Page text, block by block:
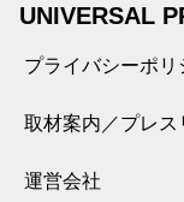
UNIVERSAL
プライバシーポリ
取材案内／プレス
運営会社